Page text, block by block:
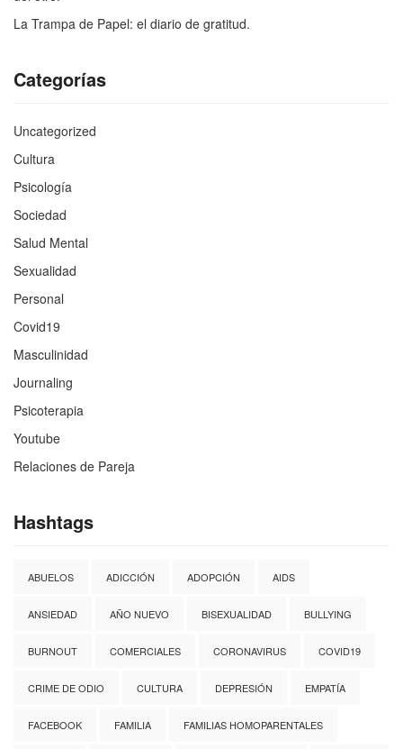
La Trampa de Papel: el diario de gratitud.
Categorías
Uncategorized
Cultura
Psicología
Sociedad
Salud Mental
Sexualidad
Personal
Covid19
Masculinidad
Journaling
Psicoterapia
Youtube
Relaciones de Pareja
Hashtags
ABUELOS ADICCIÓN ADOPCIÓN AIDS
ANSIEDAD AÑO NUEVO BISEXUALIDAD BULLYING
BURNOUT COMERCIALES CORONAVIRUS COVID19
CRIME DE ODIO CULTURA DEPRESIÓN EMPATÍA
FACEBOOK FAMILIA FAMILIAS HOMOPARENTALES